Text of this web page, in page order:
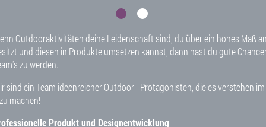
Outdooraktivitäten deine Leidenschaft sind, du über ein hohes Maß
und diesen in Produkte umsetzen kannst, dann hast du gute
zu werden.
sind ein Team ideenreicher Outdoor - Protagonisten, die es verstehen
machen!
Produkt und Designentwicklung
you passionate about developing sales leades into actual customers by
you see products reach end-consumers do you feel that you
possibility for greater success in the future? Do you never yield to